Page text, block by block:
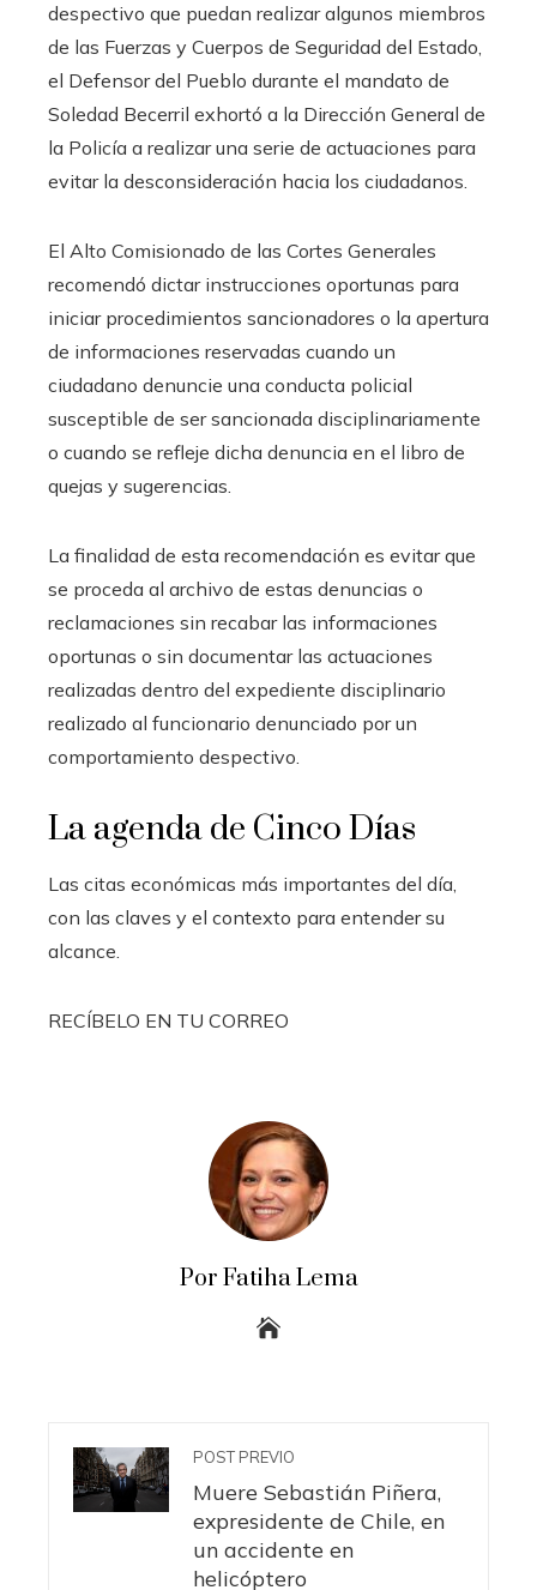
despectivo que puedan realizar algunos miembros
de las Fuerzas y Cuerpos de Seguridad del Estado,
el Defensor del Pueblo durante el mandato de
Soledad Becerril exhortó a la Dirección General de
la Policía a realizar una serie de actuaciones para
evitar la desconsideración hacia los ciudadanos.
El Alto Comisionado de las Cortes Generales
recomendó dictar instrucciones oportunas para
iniciar procedimientos sancionadores o la apertura
de informaciones reservadas cuando un
ciudadano denuncie una conducta policial
susceptible de ser sancionada disciplinariamente
o cuando se refleje dicha denuncia en el libro de
quejas y sugerencias.
La finalidad de esta recomendación es evitar que
se proceda al archivo de estas denuncias o
reclamaciones sin recabar las informaciones
oportunas o sin documentar las actuaciones
realizadas dentro del expediente disciplinario
realizado al funcionario denunciado por un
comportamiento despectivo.
La agenda de Cinco Días
Las citas económicas más importantes del día,
con las claves y el contexto para entender su
alcance.
RECÍBELO EN TU CORREO
Por Fatiha Lema
POST PREVIO
Muere Sebastián Piñera,
expresidente de Chile, en
un accidente en
helicóptero